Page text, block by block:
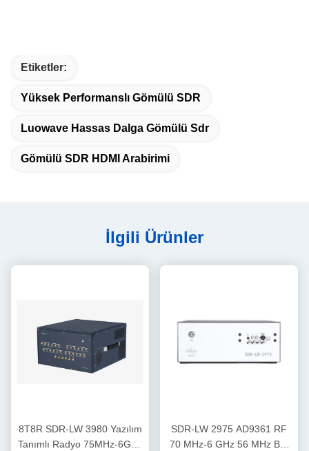
Etiketler:
Yüksek Performanslı Gömülü SDR
Luowave Hassas Dalga Gömülü Sdr
Gömülü SDR HDMI Arabirimi
İlgili Ürünler
8T8R SDR-LW 3980 Yazılım
Tanımlı Radyo 75MHz-6GHz
SDR-LW 2975 AD9361 RF
70 MHz-6 GHz 56 MHz BW